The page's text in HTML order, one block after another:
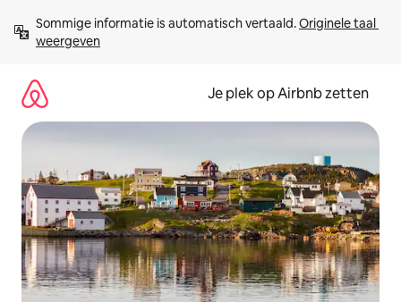
direct
naar
Sommige informatie is automatisch vertaald. Originele taal
weergeven
Je plek op Airbnb zetten